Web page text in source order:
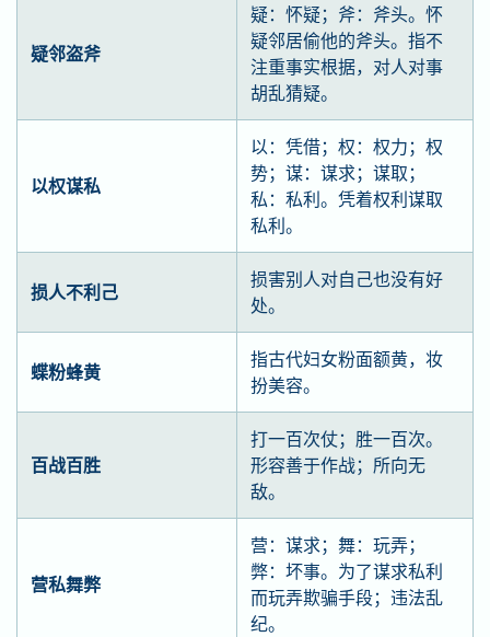
疑邻盗斧
疑：怀疑；斧：斧头。怀
疑邻居偷他的斧头。指不
注重事实根据，对人对事
胡乱猜疑。
以权谋私
以：凭借；权：权力；权
势；谋：谋求；谋取；
私：私利。凭着权利谋取
私利。
损人不利己
损害别人对自己也没有好
处。
蝶粉蜂黄
指古代妇女粉面额黄，妆
扮美容。
百战百胜
打一百次仗；胜一百次。
形容善于作战；所向无
敌。
营私舞弊
营：谋求；舞：玩弄；
弊：坏事。为了谋求私利
而玩弄欺骗手段；违法乱
纪。